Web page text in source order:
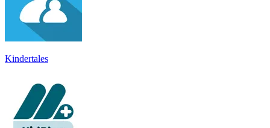
Kindertales